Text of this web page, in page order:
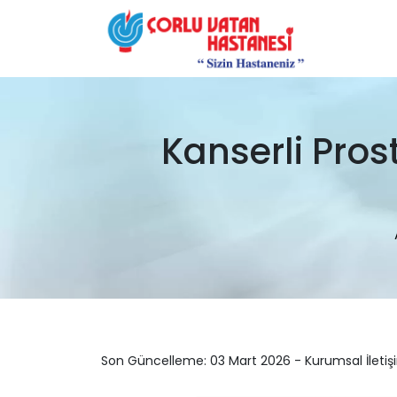
Kanserli
Son Güncelleme: 03 Mart 2026 - Kurumsal